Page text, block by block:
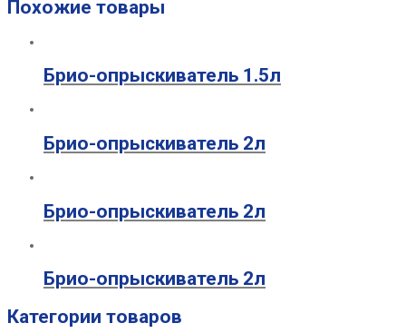
Похожие товары
Брио-опрыскиватель 1.5л
Брио-опрыскиватель 2л
Брио-опрыскиватель 2л
Брио-опрыскиватель 2л
Категории товаров